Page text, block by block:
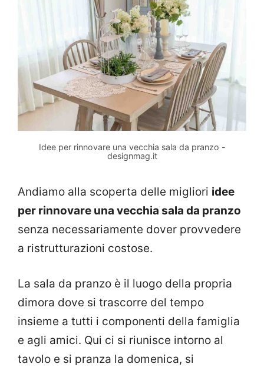
Idee per rinnovare una vecchia sala da pranzo -
designmag.it
Andiamo alla scoperta delle migliori idee
per rinnovare una vecchia sala da pranzo
senza necessariamente dover provvedere
a ristrutturazioni costose.
La sala da pranzo è il luogo della propria
dimora dove si trascorre del tempo
insieme a tutti i componenti della famiglia
e agli amici. Qui ci si riunisce intorno al
tavolo e si pranza la domenica, si